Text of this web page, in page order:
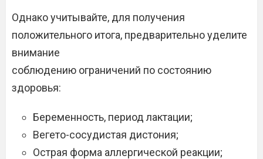
Однако учитывайте, для получения
положительного итога, предварительно уделите
внимание
соблюдению ограничений по состоянию
здоровья:
Беременность, период лактации;
Вегето-сосудистая дистония;
Острая форма аллергической реакции;